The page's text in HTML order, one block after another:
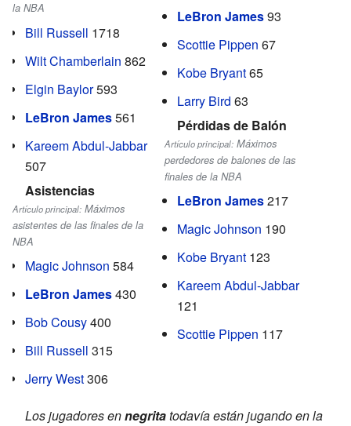
la NBA
Bill Russell 1718
Wilt Chamberlain 862
Elgin Baylor593
LeBron James561
Kareem Abdul-Jabbar
507
Asistencias
Artículo principal: Máximos
asistentes de las finales de la
NBA
Magic Johnson 584
LeBron James430
Bob Cousy400
Bill Russell 315
Jerry West306
LeBron James93
Scottie Pippen 67
Kobe Bryant65
Larry Bird 63
Pérdidas de Balón
Artículo principal: Máximos
perdedores de balones de las
finales de la NBA
LeBron James217
Magic Johnson 190
Kobe Bryant 123
Kareem Abdul-Jabbar
121
Scottie Pippen 117
Los jugadores ennegritatodavía están jugando en la